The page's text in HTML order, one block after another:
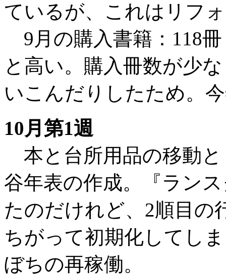
ているが、これはリフ
9月の購入書籍：118
と高い。購入冊数が少
いこんだりしたため。
10月第1週
本と台所用品の移動と
谷年表の作成。『ラン
たのだけれど、2順目の
ちがって初期化してし
ぼちの再稼働。